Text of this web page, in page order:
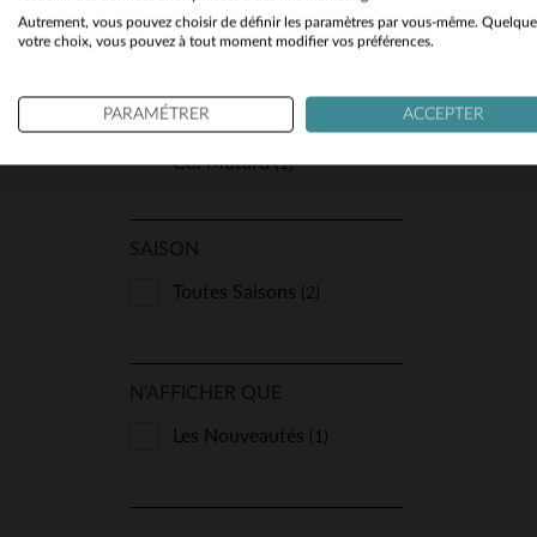
Aviateur
Col Motard(1)
SAISON
Toutes Saisons (2)
N'AFFICHER QUE
Les Nouveautés (1)
Autrement, vous pouvez choisir de définir les paramètres par vous-même.
votre choix, vous pouvez à tout moment modifier vos préférences.
PARAMÉTRER ACCEPTER